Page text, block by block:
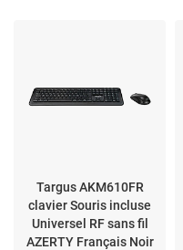
Targus AKM610FR
clavier Souris incluse
Universel RF sans fil
AZERTY Français Noir